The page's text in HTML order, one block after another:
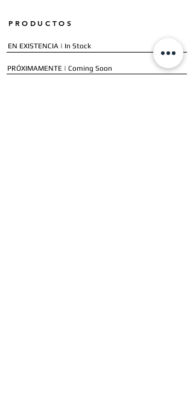
PRODUCTOS
EN EXISTENCIA | In Stock
PRÓXIMAMENTE | Coming Soon